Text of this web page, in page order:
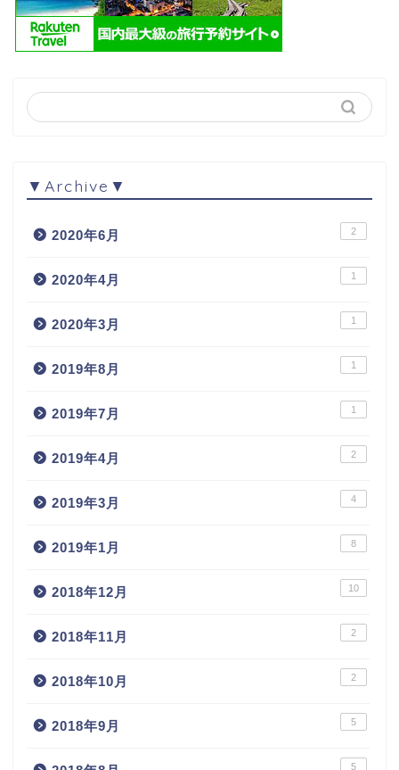
▼Archive▼
2020年6月 2
2020年4月 1
2020年3月 1
2019年8月 1
2019年7月 1
2019年4月 2
2019年3月 4
2019年1月 8
2018年12月 10
2018年11月 2
2018年10月 2
2018年9月 5
5